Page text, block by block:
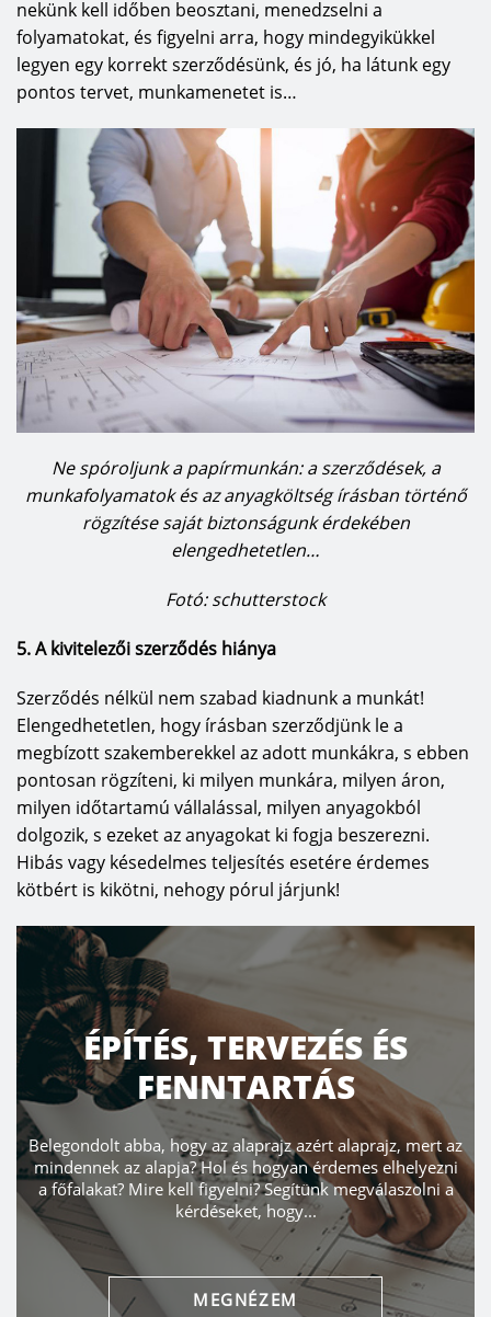
nekünk kell időben beosztani, menedzselni a
folyamatokat, és figyelni arra, hogy mindegyikükkel
legyen egy korrekt szerződésünk, és jó, ha látunk egy
pontos tervet, munkamenetet is…
Ne spóroljunk a papírmunkán: a szerződések, a
munkafolyamatok és az anyagköltség írásban történő
rögzítése saját biztonságunk érdekében
elengedhetetlen…
Fotó: schutterstock
5. A kivitelezői szerződés hiánya
Szerződés nélkül nem szabad kiadnunk a munkát!
Elengedhetetlen, hogy írásban szerződjünk le a
megbízott szakemberekkel az adott munkákra, s ebben
pontosan rögzíteni, ki milyen munkára, milyen áron,
milyen időtartamú vállalással, milyen anyagokból
dolgozik, s ezeket az anyagokat ki fogja beszerezni.
Hibás vagy késedelmes teljesítés esetére érdemes
kötbért is kikötni, nehogy pórul járjunk!
ÉPÍTÉS, TERVEZÉS ÉS
FENNTARTÁS
Belegondolt abba, hogy az alaprajz azért alaprajz, mert az
mindennek az alapja? Hol és hogyan érdemes elhelyezni
a főfalakat? Mire kell figyelni? Segítünk megválaszolni a
kérdéseket, hogy...
MEGNÉZEM